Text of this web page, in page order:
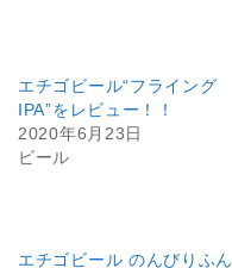
エチゴビール“フライング
IPA”をレビュー！！
2020年6月23日
ビール
エチゴビール のんびりふん